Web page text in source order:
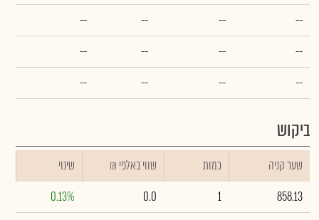
--
--
--
--
--
--
--
--
--
--
--
--
ביקוש
שער קניה כמות ₪ שווי באלפי
שינוי
858.13
1
0.0
0.13%